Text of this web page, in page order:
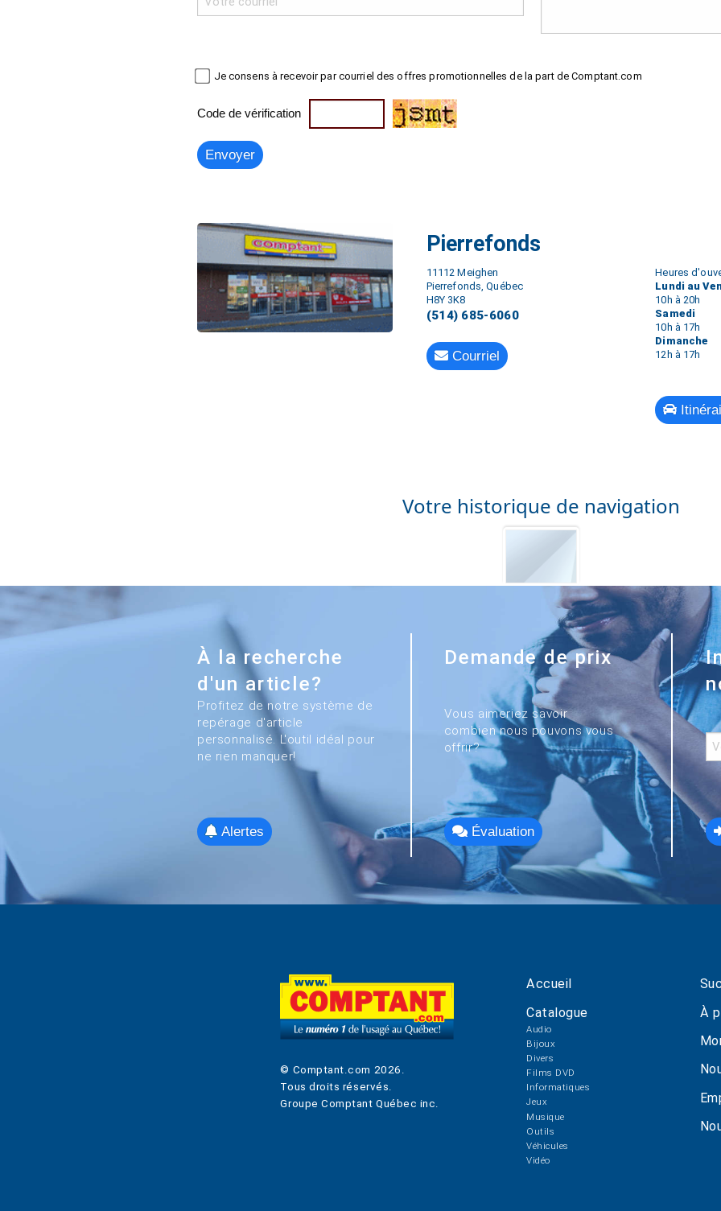
Je consens à recevoir par courriel des offres promotionnelles de la part de Comptant.com
Code de vérification
Pierrefonds
11112 Meighen
Pierrefonds, Québec
H8Y 3K8
(514) 685-6060
Courriel
Heures
Lundi au
10h à 20h
Samedi
10h à 17h
Dimanche
12h à 17h
Votre historique de navigation
À la recherche
d'un article?
Profitez de notre système de
repérage d'article
personnalisé. L'outil idéal pour
ne rien manquer!
Alertes
Demande de prix
Vous aimeriez savoir
combien nous pouvons vous
offrir?
Évaluation
© Comptant.com 2026 .
Tous droits réservés.
Groupe Comptant Québec inc.
Accueil
Catalogue
Audio
Bijoux
Divers
Films DVD
Informatiques
Jeux
Musique
Outils
Véhicules
Vidéo
À